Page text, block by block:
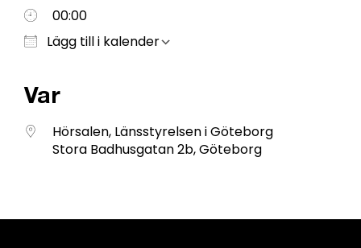
00:00
Lägg till i kalender
Var
Hörsalen, Länsstyrelsen i Göteborg
Stora Badhusgatan 2b, Göteborg